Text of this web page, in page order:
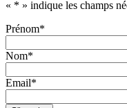
« * » indique les champs
Prénom*
Nom*
Email*